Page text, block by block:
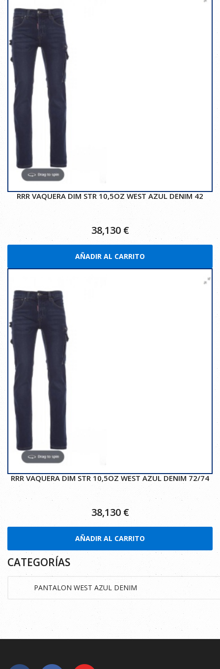
RRR VAQUERA DIM STR 10,5OZ WEST AZUL DENIM 42
38,130€
AÑADIR AL CARRITO
RRR VAQUERA DIM STR 10,5OZ WEST AZUL DENIM 72/74
38,130 €
AÑADIR AL CARRITO
CATEGORÍAS